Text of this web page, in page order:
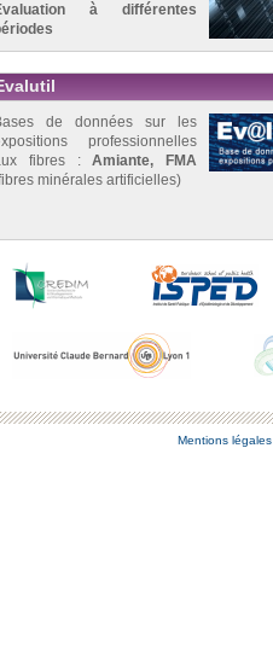
à différentes
de données sur les
professionnelles
fibres :Amiante, FMA
minérales artificielles)
Mentions légales